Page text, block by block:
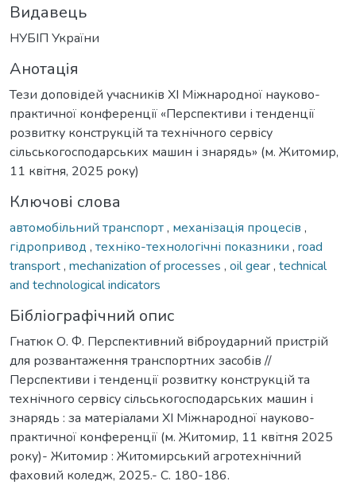
Видавець
НУБІП України
Анотація
Тези доповідей учасників XI Міжнародної науково-
практичної конференції «Перспективи і тенденції
розвитку конструкцій та технічного сервісу
сільськогосподарських машин і знарядь» (м. Житомир,
11 квітня, 2025 року)
Ключові слова
автомобільний транспорт, механізація процесів ,
гідропривод , техніко-технологічні показники , road
transport, mechanization of processes , oil gear, technical
and technological indicators
Бібліографічний опис
Гнатюк О. Ф. Перспективний віброударний пристрій
для розвантаження транспортних засобів //
Перспективи і тенденції розвитку конструкцій та
технічного сервісу сільськогосподарських машин і
знарядь : за матеріалами XI Міжнародної науково-
практичної конференції (м. Житомир, 11 квітня 2025
року)- Житомир : Житомирський агротехнічний
фаховий коледж, 2025.- С. 180-186.